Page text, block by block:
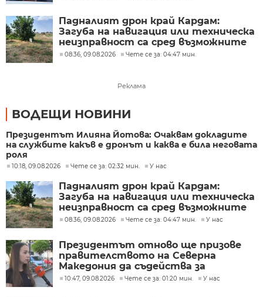
Падналият дрон край Кардам:
Загуба на навигация или техническа
неизправност са сред възможните
причини
08:36, 09.08.2026 Чете се за: 04:47 мин.
Реклама
ВОДЕЩИ НОВИНИ
Президентът Илияна Йотова: Очаквам докладите
на службите какъв е дронът и каква е била неговата
роля
10:18, 09.08.2026 Чете се за: 02:32 мин. У нас
Падналият дрон край Кардам:
Загуба на навигация или техническа
неизправност са сред възможните
причини
08:36, 09.08.2026 Чете се за: 04:47 мин. У нас
Президентът отново ще призове
правителството на Северна
Македония да съдейства за
лечението на Ива Михайлова
10:47, 09.08.2026 Чете се за: 01:20 мин. У нас